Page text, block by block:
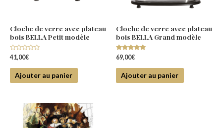
Cloche de verre avec plateau
bois BELLA Petit modèle
Note
0
sur
41,00€
Ajouter au panier
Cloche de verre avec plateau
bois BELLA Grand modèle
Note
5.00
sur 5
69,00€
Ajouter au panier